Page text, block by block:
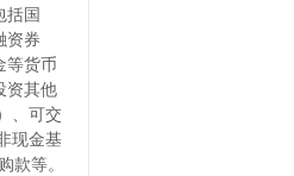
括国
资券
等货币
资其他
、可交
现金基
等。